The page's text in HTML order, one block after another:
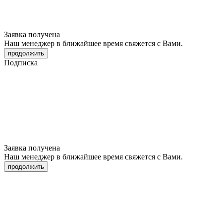
Заявка получена
Наш менеджер в ближайшее время свяжется с Вами.
продолжить
Подписка
Заявка получена
Наш менеджер в ближайшее время свяжется с Вами.
продолжить